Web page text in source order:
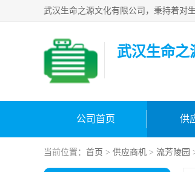
武汉生命之
公司首页 供
当前位置： 首页 > 供应商机 > 流芳陵园